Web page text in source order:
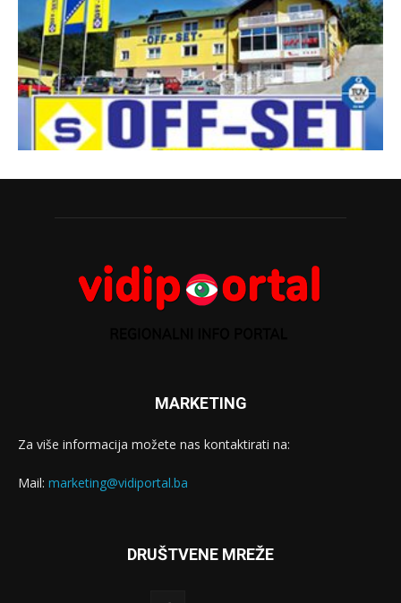
MARKETING
Za više informacija možete nas kontaktirati na:
Mail: marketing@vidiportal.ba
DRUŠTVENE MREŽE